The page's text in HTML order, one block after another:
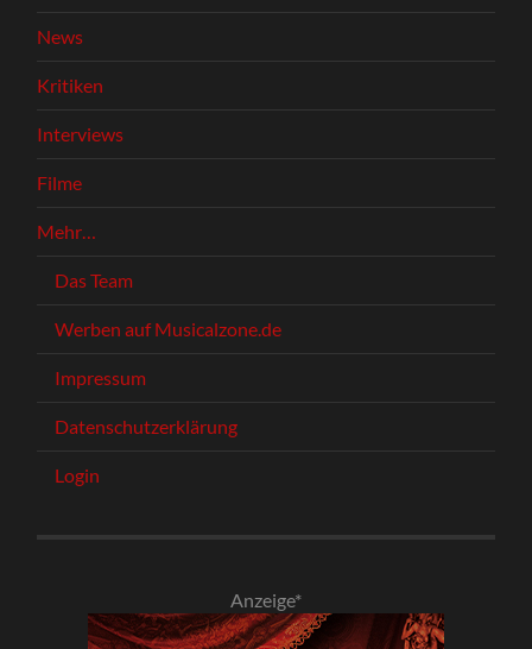
News
Kritiken
Interviews
Filme
Mehr…
Das Team
Werben auf Musicalzone.de
Impressum
Datenschutzerklärung
Login
Anzeige*